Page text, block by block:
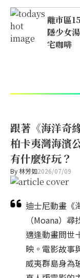
離市區
隱少女
宅咖啡
跟著《海洋奇
柏卡夷灣海濱
有什麼好玩？
By林芳如2026/07/09
迪士尼動畫《
（Moana）
適逢動畫問世
映。電影故事
威夷群島身為